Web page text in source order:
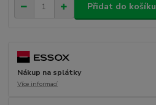
Přidat do košíku
Nákup na splátky
Více informací